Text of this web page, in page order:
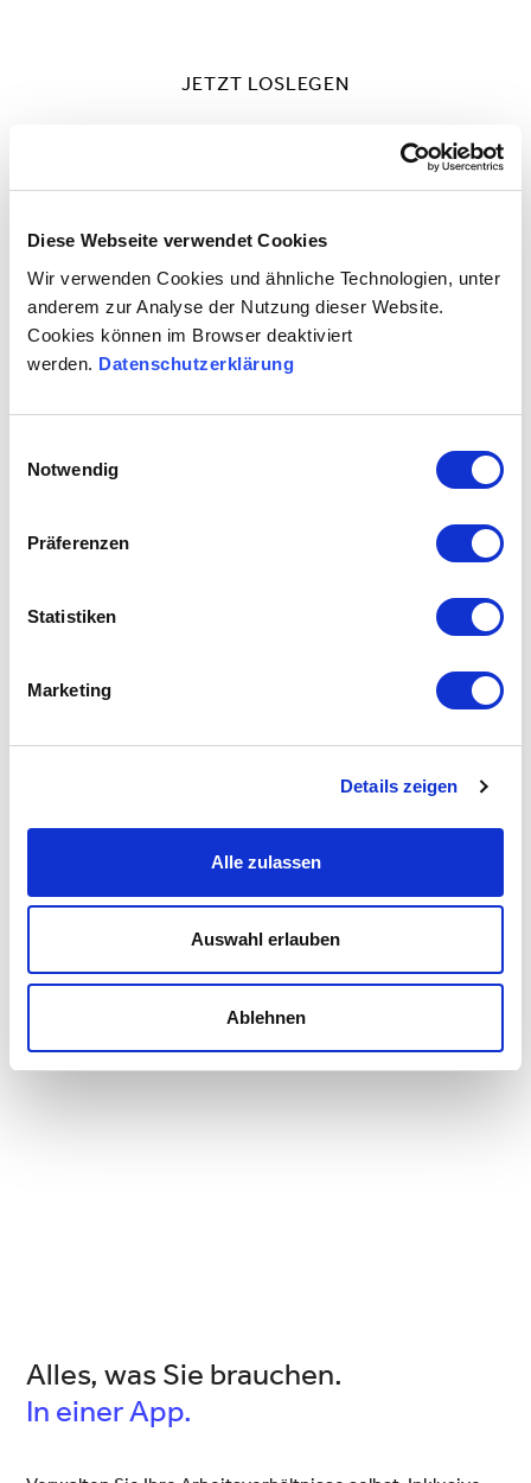
Diese Webseite verwendet Cookies
Wir verwenden Cookies und ähnliche Technologien, unter
anderem zur Analyse der Nutzung dieser Website.
Cookies können im Browser deaktiviert
werden. Datenschutzerklärung
Notwendig
Präferenzen
Statistiken
Marketing
Details zeigen
Alle zulassen
Auswahl erlauben
Ablehnen
JETZT LOSLEGEN
Alles, was Sie brauchen.
In einer App.